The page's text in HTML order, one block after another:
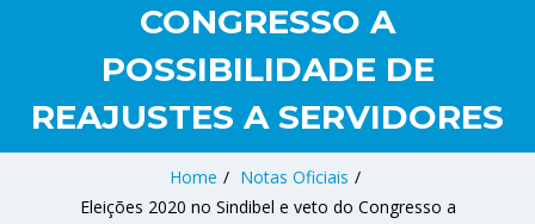
CONGRESSO A
POSSIBILIDADE DE
REAJUSTES A SERVIDORES
Home / Notas Oficiais /
Eleições 2020 no Sindibel e veto do Congresso a